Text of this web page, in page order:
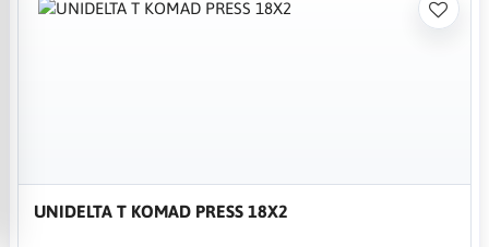
UNIDELTA T KOMAD PRESS 18X2